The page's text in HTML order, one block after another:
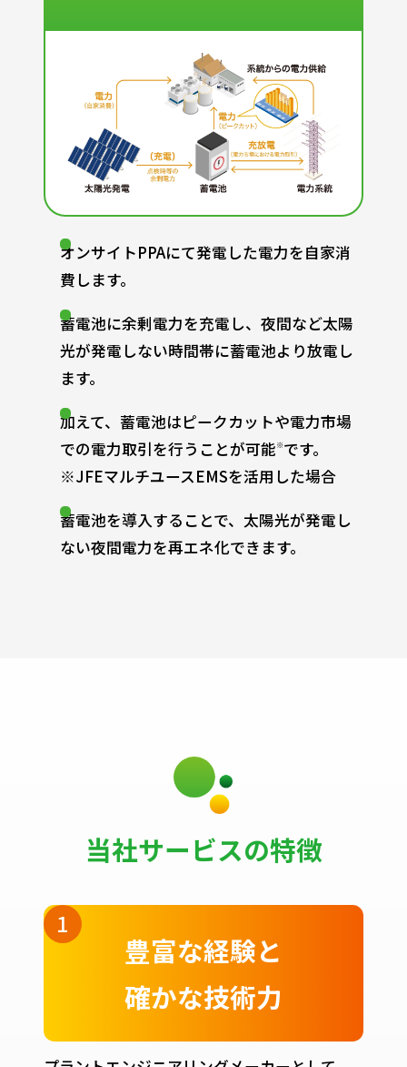
オンサイトPPAにて発電した電力を自家消
費します。
蓄電池に余剰電力を充電し、夜間など太陽
光が発電しない時間帯に蓄電池より放電し
ます。
加えて、蓄電池はピークカットや電力市場
での電力取引を行うことが可能※です。
※JFEマルチユースEMSを活用した場合
蓄電池を導入することで、太陽光が発電し
ない夜間電力を再エネ化できます。
当社サービスの特徴
豊富な経験と
確かな技術力